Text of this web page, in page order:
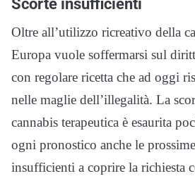
Scorte insufficienti
Oltre all’utilizzo ricreativo della
Europa vuole soffermarsi sul
con regolare ricetta che ad oggi
nelle maglie dell’illegalità. La
cannabis terapeutica è esaurita
ogni pronostico anche le
insufficienti a coprire la richiesta